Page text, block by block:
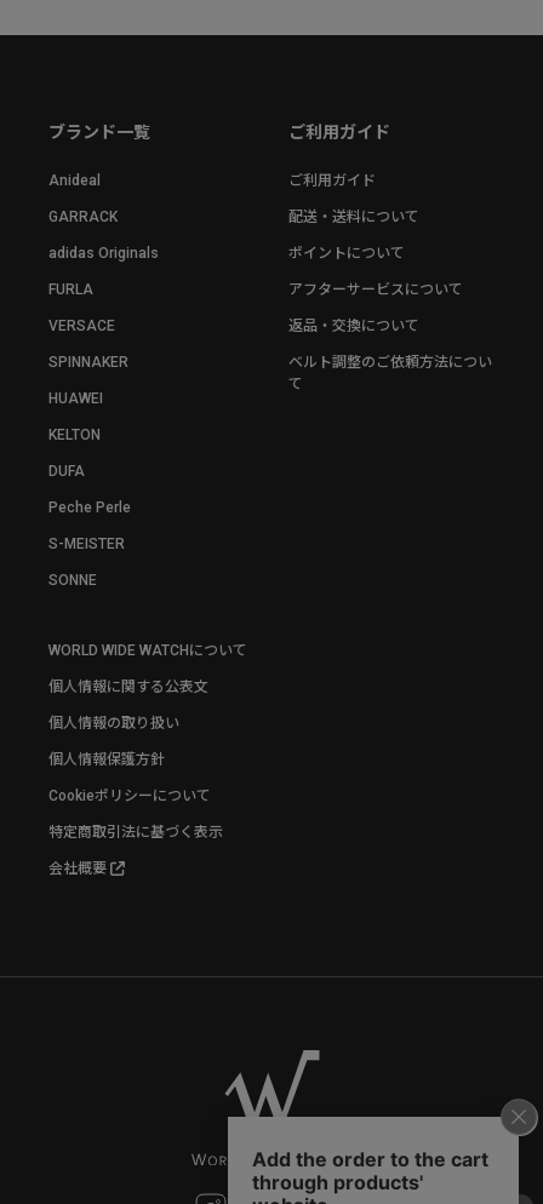
ブランド一覧
Anideal
GARRACK
adidas Originals
FURLA
VERSACE
SPINNAKER
HUAWEI
KELTON
DUFA
Peche Perle
S-MEISTER
SONNE
ご利用ガイド
ご利用ガイド
配送・送料について
ポイントについて
アフターサービスについて
返品・交換について
ベルト調整のご依頼方法につい
て
WORLD WIDE WATCHについて
個人情報に関する公表文
個人情報の取り扱い
個人情報保護方針
Cookieポリシーについて
特定商取引法に基づく表示
会社概要